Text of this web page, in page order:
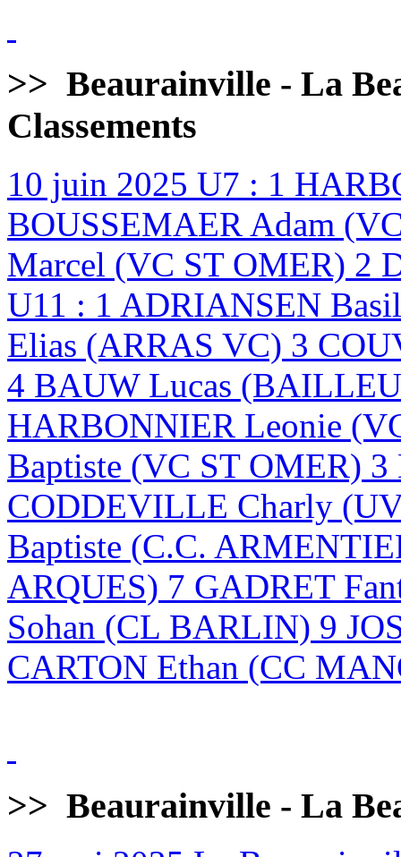
>> Beaurainville - La
Classements
10 juin 2025 U7 : 1
BOUSSEMAER Adam
Marcel (VC ST OMER) 2
U11 : 1 ADRIANSEN
Elias (ARRAS VC) 3
4 BAUW Lucas
HARBONNIER Leonie
Baptiste (VC ST OMER)
CODDEVILLE Charly
Baptiste (C.C.
ARQUES) 7 GADRET
Sohan (CL BARLIN) 9
CARTON Ethan (CC
>> Beaurainville - La